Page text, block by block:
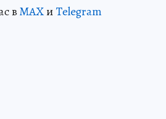
вMAXиTelegram